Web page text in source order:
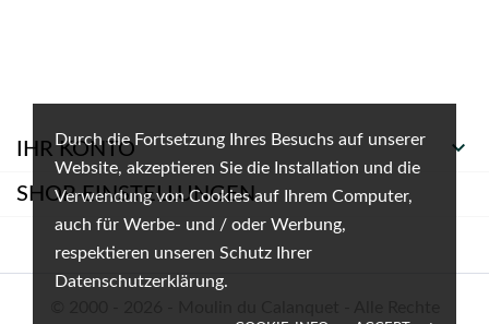
Durch die Fortsetzung Ihres Besuchs auf unserer
Website, akzeptieren Sie die Installation und die
Verwendung von Cookies auf Ihrem Computer,
auch für Werbe- und / oder Werbung,
respektieren unseren Schutz Ihrer
Datenschutzerklärung.
IHR KONTO 
SHOP-EINSTELLUNGEN